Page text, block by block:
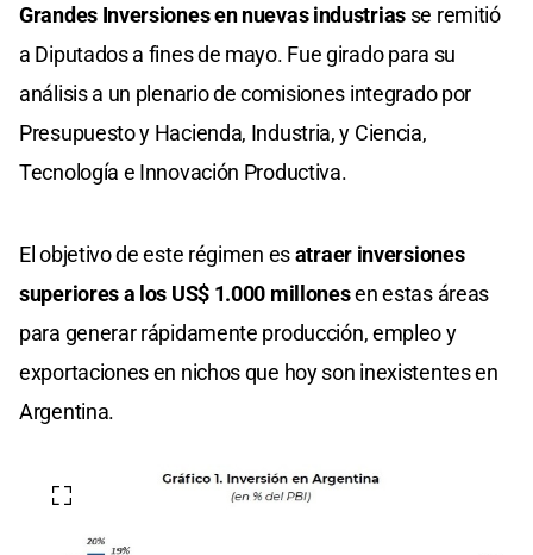
Grandes Inversiones en nuevas industrias se remitió
a Diputados a fines de mayo. Fue girado para su
análisis a un plenario de comisiones integrado por
Presupuesto y Hacienda, Industria, y Ciencia,
Tecnología e Innovación Productiva.
El objetivo de este régimen esatraer inversiones
superiores a los US$ 1.000 millonesen estas áreas
para generar rápidamente producción, empleo y
exportaciones en nichos que hoy son inexistentes en
Argentina.